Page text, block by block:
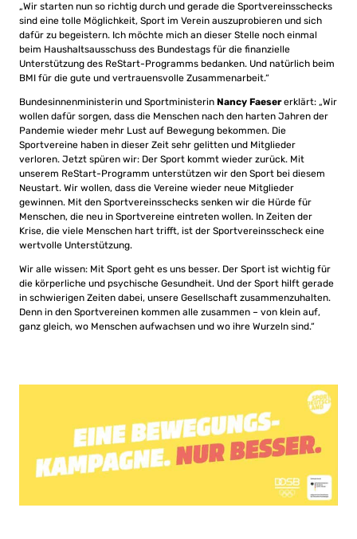
„Wir starten nun so richtig durch und gerade die Sportvereinsschecks
sind eine tolle Möglichkeit, Sport im Verein auszuprobieren und sich
dafür zu begeistern. Ich möchte mich an dieser Stelle noch einmal
beim Haushaltsausschuss des Bundestags für die finanzielle
Unterstützung des ReStart-Programms bedanken. Und natürlich beim
BMI für die gute und vertrauensvolle Zusammenarbeit.“
Bundesinnenministerin und Sportministerin Nancy Faesererklärt: „Wir
wollen dafür sorgen, dass die Menschen nach den harten Jahren der
Pandemie wieder mehr Lust auf Bewegung bekommen. Die
Sportvereine haben in dieser Zeit sehr gelitten und Mitglieder
verloren. Jetzt spüren wir: Der Sport kommt wieder zurück. Mit
unserem ReStart-Programm unterstützen wir den Sport bei diesem
Neustart. Wir wollen, dass die Vereine wieder neue Mitglieder
gewinnen. Mit den Sportvereinsschecks senken wir die Hürde für
Menschen, die neu in Sportvereine eintreten wollen. In Zeiten der
Krise, die viele Menschen hart trifft, ist der Sportvereinsscheck eine
wertvolle Unterstützung.
Wir alle wissen: Mit Sport geht es uns besser. Der Sport ist wichtig für
die körperliche und psychische Gesundheit. Und der Sport hilft gerade
in schwierigen Zeiten dabei, unsere Gesellschaft zusammenzuhalten.
Denn in den Sportvereinen kommen alle zusammen – von klein auf,
ganz gleich, wo Menschen aufwachsen und wo ihre Wurzeln sind.“